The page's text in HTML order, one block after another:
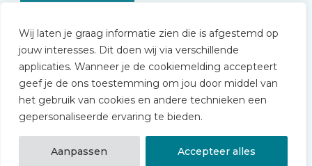
Wij laten je graag informatie zien die is afgestemd op
jouw interesses. Dit doen wij via verschillende
applicaties. Wanneer je de cookiemelding accepteert
geef je de ons toestemming om jou door middel van
het gebruik van cookies en andere technieken een
gepersonaliseerde ervaring te bieden.
Aanpassen Accepteer alles
© 2026 NVD
Privacy statement
Disclaimer